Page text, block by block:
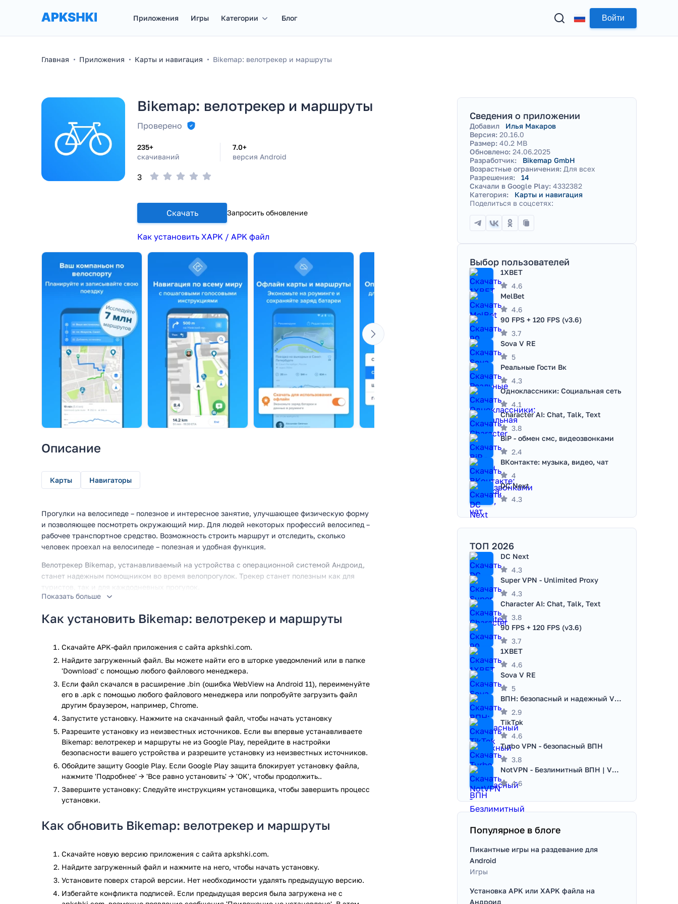
Приложения Игры Категории Блог Войти
Главная Приложения Карты и навигация Bikemap: велотрекер и маршруты
Bikemap: велотрекер и маршруты
Проверено
235+
скачиваний
7.0+
версия Android
3
Скачать Запросить обновление
Как установить XAPK / APK файл
Описание
Карты Навигаторы
Прогулки на велосипеде – полезное и интересное занятие, улучшающее физическую форму
и позволяющее посмотреть окружающий мир. Для людей некоторых профессий велосипед –
рабочее транспортное средство. Возможность строить маршрут и отследить, сколько
человек проехал на велосипеде – полезная и удобная функция.
Велотрекер Bikemap, устанавливаемый на устройства с операционной системой Андроид,
станет надежным помощником во время велопрогулок. Трекер станет полезным как для
туристов, так и для каждодневных прогулок.
Удобный и интуитивно понятный в работе интерфейс.
Есть голосовая навигация, позволяющая не отвлекаться от управления велосипедом.
Может работать без подключения к интернету – есть оффлайн карты.
Можно сохранять пройденные маршруты и создавать собственные карты.
Можно выбрать, какой вид приложения наиболее удобен.
Программа предназначена для использования на различных моделях велосипедов.
Позволяет отслеживать основные показатели во время поездки. В режиме реального
времени программа оценит скорость, маршрут движения, прогресс и т.д.
Можно планировать маршруты, отфильтровывая объекты по расположению, местности
и т.д.
Такие особенности делают трекер Bikemap помощником в велопрогулках. Стоит отметить
возможность создания маршрута на компьютере с последующим переносом на мобильное
устройство. Такая функция позволяет продумать нюансы пути.
Установить приложение, не опасаясь за вирусы, можно с ресурса Apkshki.com
Плюсы велотрекера Bikemap
Интуитивно понятный дизайн.
Легко управлять, есть голосовой набор.
Возможность работать без подключения к интернету.
Карты городов позволят построить маршрут, укажут на расположенные
Показать больше
Как установить Bikemap: велотрекер и маршруты
Скачайте APK-файл приложения с сайта apkshki.com.
Найдите загруженный файл. Вы можете найти его в шторке уведомлений или в папке
'Download' с помощью любого файлового менеджера.
Если файл скачался в расширение .bin (ошибка WebView на Android 11), переименуйте
его в .apk с помощью любого файлового менеджера или попробуйте загрузить файл
другим браузером, например, Chrome.
Запустите установку. Нажмите на скачанный файл, чтобы начать установку
Разрешите установку из неизвестных источников. Если вы впервые устанавливаете
Bikemap: велотрекер и маршруты не из Google Play, перейдите в настройки
безопасности вашего устройства и разрешите установку из неизвестных источников.
Обойдите защиту Google Play. Если Google Play защита блокирует установку файла,
нажмите 'Подробнее' → 'Все равно установить' → 'OK', чтобы продолжить..
Завершите установку: Следуйте инструкциям установщика, чтобы завершить процесс
установки.
Как обновить Bikemap: велотрекер и маршруты
Скачайте новую версию приложения с сайта apkshki.com.
Найдите загруженный файл и нажмите на него, чтобы начать установку.
Установите поверх старой версии. Нет необходимости удалять предыдущую версию.
Избегайте конфликта подписей. Если предыдущая версия была загружена не с
Сведения о приложении
Добавил
Илья Макаров
Версия: 20.16.0
Размер: 40.2 MB
Обновлено: 24.06.2025
Разработчик:
Bikemap GmbH
Возрастные ограничения: Для всех
Разрешения:
14
Скачали в Google Play: 4332382
Категория:
Карты и навигация
Поделиться в соцсетях:
Выбор пользователей
1XBET
4.6
MelBet
4.6
90 FPS + 120 FPS (v3.6)
3.7
Sova V RE
5
Реальные Гости Вк
4.3
Одноклассники: Социальная сеть
4.1
Character AI: Chat, Talk, Text
3.8
BiP - обмен смс, видеозвонками
2.4
ВКонтакте: музыка, видео, чат
4
DC Next
4.3
ТОП 2026
DC Next
4.3
Super VPN - Unlimited Proxy
4.3
Character AI: Chat, Talk, Text
3.8
90 FPS + 120 FPS (v3.6)
3.7
1XBET
4.6
Sova V RE
5
ВПН: безопасный и надежный VPN
2.9
TikTok
4.6
Turbo VPN - безопасный ВПН
3.8
NotVPN - Безлимитный ВПН | VPN
4.6
Популярное в блоге
Пикантные игры на раздевание для
Android
Игры
Установка APK или XAPK файла на
Андроид